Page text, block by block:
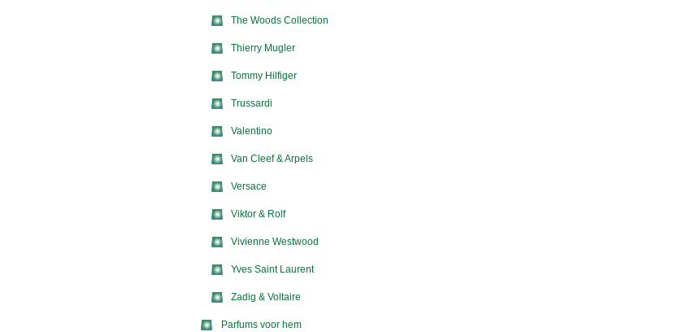
The Woods Collection
Thierry Mugler
Tommy Hilfiger
Trussardi
Valentino
Van Cleef & Arpels
Versace
Viktor & Rolf
Vivienne Westwood
Yves Saint Laurent
Zadig & Voltaire
Parfums voor hem